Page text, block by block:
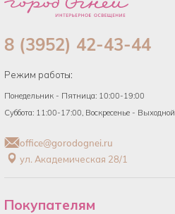
8 (3952) 42-43-44
Режим работы:
Понедельник - Пятница: 10:00-19:00
Суббота: 11:00-17:00, Воскресенье - Выходной
office@gorodognei.ru
ул. Академическая 28/1
Покупателям